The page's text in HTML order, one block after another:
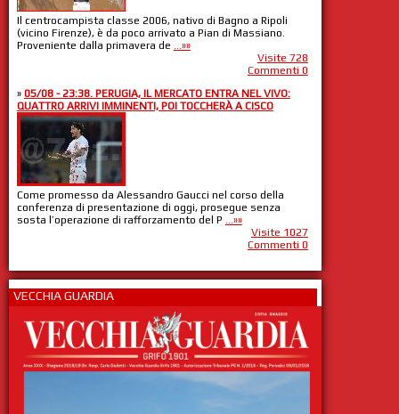
Il centrocampista classe 2006, nativo di Bagno a Ripoli
(vicino Firenze), è da poco arrivato a Pian di Massiano.
Proveniente dalla primavera de ...»»
Visite 728
Commenti 0
» 05/08 - 23:38. PERUGIA, IL MERCATO ENTRA NEL VIVO:
QUATTRO ARRIVI IMMINENTI, POI TOCCHERÀ A CISCO
Come promesso da Alessandro Gaucci nel corso della
conferenza di presentazione di oggi, prosegue senza
sosta l’operazione di rafforzamento del P ...»»
Visite 1027
Commenti 0
VECCHIA GUARDIA